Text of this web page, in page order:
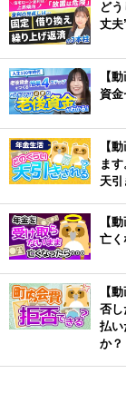
ど
丈夫
【
資金
【
ま
天引
【
亡く
【
否し
払い
か？